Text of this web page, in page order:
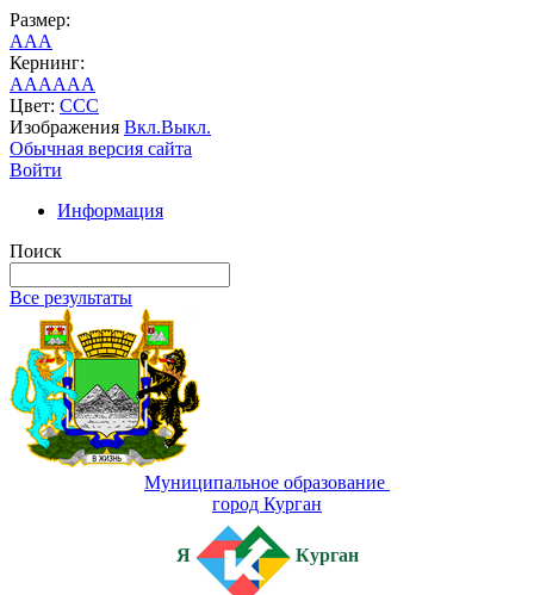
Размер:
AAA
Кернинг:
AAAAAA
Цвет: CCC
Изображения Вкл.Выкл.
Обычная версия сайта
Войти
Информация
Поиск
Все результаты
Муниципальное образование
город Курган
Я Курган